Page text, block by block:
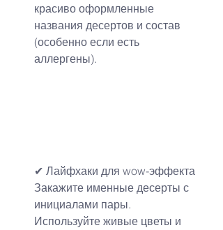
красиво оформленные
названия десертов и состав
(особенно если есть
аллергены).
✔ Лайфхаки для wow-эффекта
Закажите именные десерты с
инициалами пары.
Используйте живые цветы и